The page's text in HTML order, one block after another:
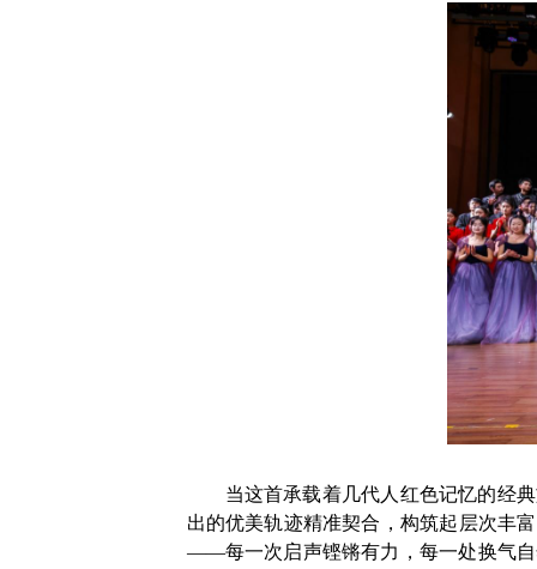
当这首承载着几代人红色记忆的经
出的优美轨迹精准契合，构筑起层次丰
——每一次启声铿锵有力，每一处换气